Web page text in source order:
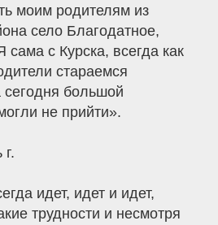
моим родителям из
село Благодатное,
сама с Курска, всегда как
стараемся
большой
не прийти».
идет, идет и идет,
трудности и несмотря